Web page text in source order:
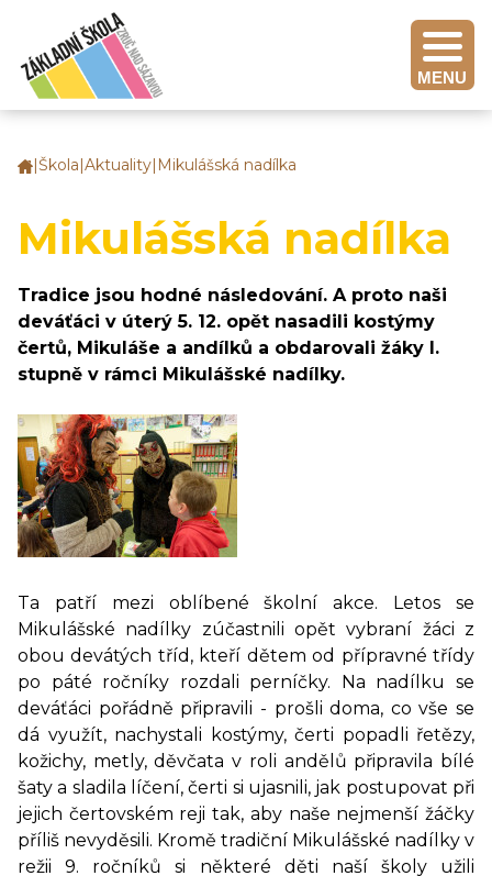
MENU
Základní
Zruč
nad
Škola Aktuality Mikulášská nadílka
Mikulášská nadílka
Tradice jsou hodné následování. A proto naši
deváťáci v úterý 5. 12. opět nasadili kostýmy
čertů, Mikuláše a andílků a obdarovali žáky I.
stupně v rámci Mikulášské nadílky.
Ta patří mezi oblíbené školní akce. Letos se
Mikulášské nadílky zúčastnili opět vybraní žáci z
obou devátých tříd, kteří dětem od přípravné třídy
po páté ročníky rozdali perníčky. Na nadílku se
deváťáci pořádně připravili - prošli doma, co vše se
dá využít, nachystali kostýmy, čerti popadli řetězy,
kožichy, metly, děvčata v roli andělů připravila bílé
šaty a sladila líčení, čerti si ujasnili, jak postupovat při
jejich čertovském reji tak, aby naše nejmenší žáčky
příliš nevyděsili. Kromě tradiční Mikulášské nadílky v
režii 9. ročníků si některé děti naší školy užili